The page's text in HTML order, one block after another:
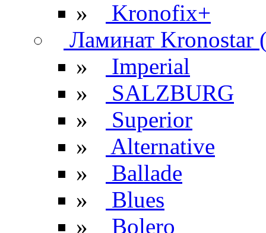
»
Kronofix+
Ламинат Kronostar
»
Imperial
»
SALZBURG
»
Superior
»
Alternative
»
Ballade
»
Blues
»
Bolero